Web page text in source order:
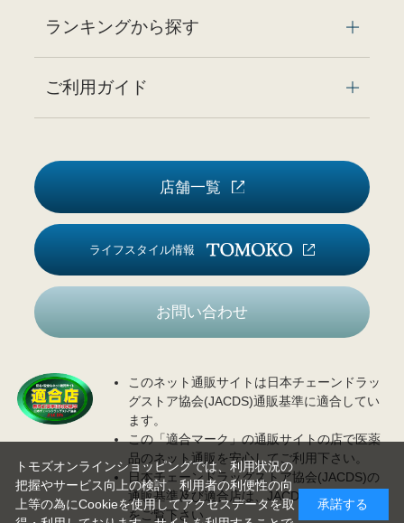
ランキングから探す
ご利用ガイド
店舗一覧
ライフスタイル情報
お問い合わせ
このネット通販サイトは日本チェーンドラッ
グストア協会(JACDS)通販基準に適合してい
ます。
この「適合マーク」の通販サイトの店で医薬
品のネット通販を安心してご利用下さい。
日本チェーンドラッグストア協会(JACDS)の
通販基準及び適合店は、JACDS
ホームページ
をご覧下さい。
トモズオンラインショッピングでは、利用状況の
把握やサービス向上の検討、利用者の利便性の向
上等の為にCookieを使用してアクセスデータを取
承諾する